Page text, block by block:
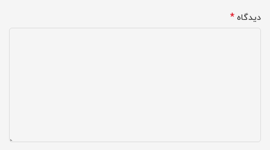
دیدگاه *